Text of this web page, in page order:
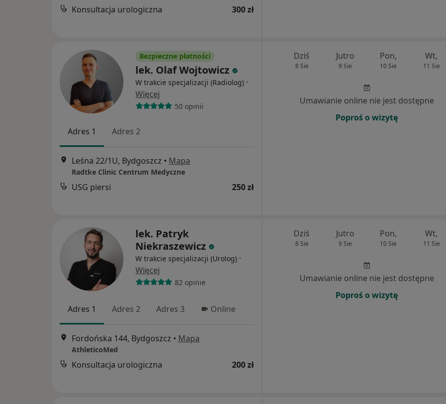
Konsultacja urologiczna 300 zł
Bezpieczne płatności
lek. Olaf Wojtowicz
W trakcie specjalizacji (Radiolog) ·
Więcej
50 opinii
Adres 1 Adres 2
Leśna 22/1U, Bydgoszcz • Mapa
Radtke Clinic Centrum Medyczne
USG piersi 250 zł
Dziś
8 Sie
Jutro
9 Sie
Pon,
10 Sie
Wt,
11 Sie
Umawianie online nie jest dostępne
Poproś o wizytę
lek. Patryk
Niekraszewicz
W trakcie specjalizacji (Urolog) ·
Więcej
82 opinie
Adres 1 Adres 2 Adres 3 Online
Fordońska 144, Bydgoszcz • Mapa
AthleticoMed
Konsultacja urologiczna 200 zł
Dziś
8 Sie
Jutro
9 Sie
Pon,
10 Sie
Wt,
11 Sie
Umawianie online nie jest dostępne
Poproś o wizytę